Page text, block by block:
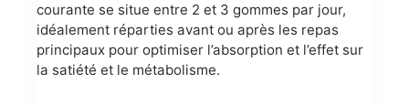
courante se situe entre 2 et 3 gommes par jour,
idéalement réparties avant ou après les repas
principaux pour optimiser l’absorption et l’effet sur
la satiété et le métabolisme.